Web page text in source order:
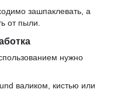
зашпаклевать, а
от пыли.
нужно
валиком, кистью или